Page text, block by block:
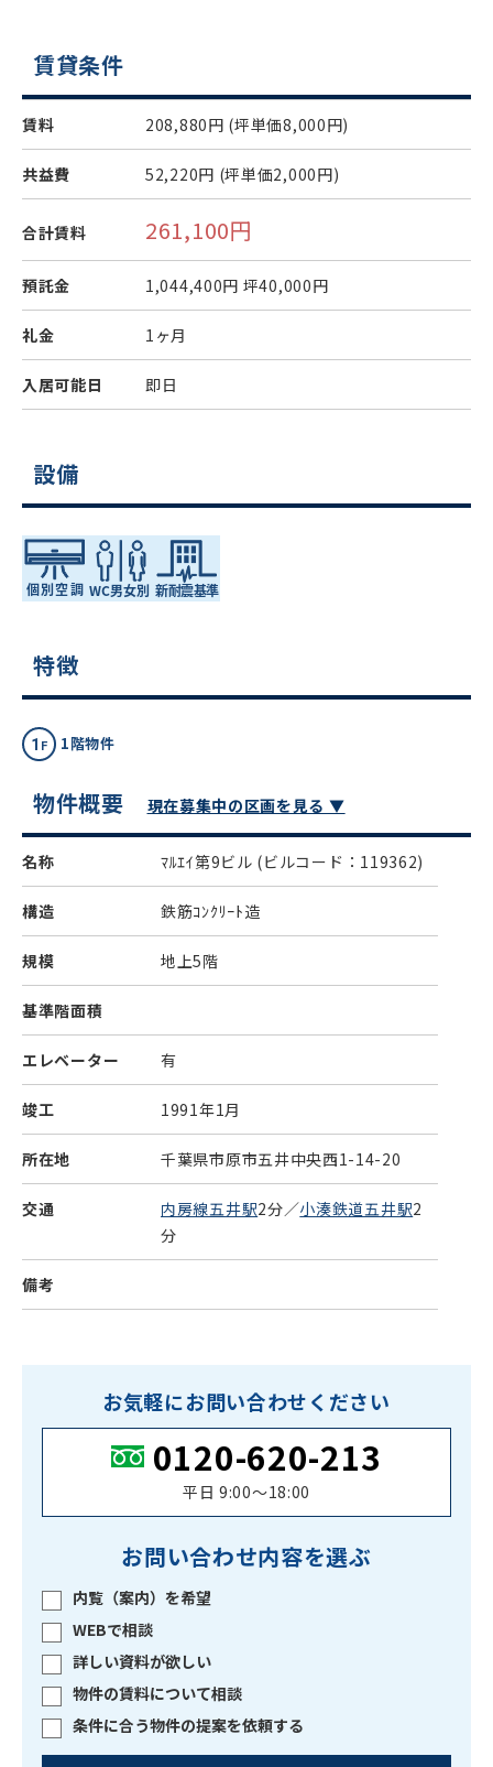
賃貸条件
賃料 208,880円 (坪単価8,000円)
共益費 52,220円 (坪単価2,000円)
合計賃料 261,100円
預託金 1,044,400円 坪40,000円
礼金 1ヶ月
入居可能日 即日
設備
特徴
1階物件
物件概要 現在募集中の区画を見る ▼
名称 ﾏﾙｴｲ第9ビル (ビルコード：119362)
構造 鉄筋ｺﾝｸﾘｰﾄ造
規模 地上5階
基準階面積
エレベーター 有
竣工 1991年1月
所在地 千葉県市原市五井中央西1-14-20
交通 内房線五井駅2分／小湊鉄道五井駅2
分
備考
お気軽にお問い合わせください
0120-620-213
平日 9:00〜18:00
お問い合わせ内容を選ぶ
内覧（案内）を希望
WEBで相談
詳しい資料が欲しい
物件の賃料について相談
条件に合う物件の提案を依頼する